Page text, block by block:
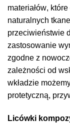
materiałów,
naturalnych
przeciwieństwie
zastosowanie
zgodne z
zależności od
wkładzie
protetyczną,
Licówki